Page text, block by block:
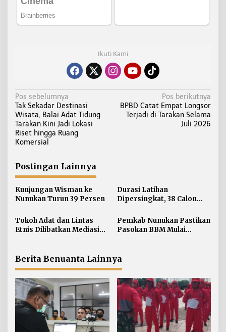
Ikuti Kami
N
a
v
i
g
s
i
p
s
Pos sebelumnya
Tak Sekadar Destinasi
Wisata, Balai Adat Tidung
Tarakan Kini Jadi Lokasi
Riset hingga Ruang
Komersial
Pos berikutnya
BPBD Catat Empat Longsor
Terjadi di Tarakan Selama
Juli 2026
Postingan Lainnya
Kunjungan Wisman ke
Nunukan Turun 39 Persen
Durasi Latihan
Dipersingkat, 38 Calon
Digembleng Tampil
Maksimal
Tokoh Adat dan Lintas
Etnis Dilibatkan Mediasi
Pemkab Nunukan Pastikan
Pasokan BBM Mulai
Berita Benuanta Lainnya